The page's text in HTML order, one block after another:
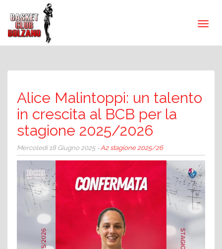
Alice Malintoppi: un talento
in crescita al BCB per la
stagione 2025/2026
Mercoledì 18 Giugno 2025 -A2 stagione 2025/26